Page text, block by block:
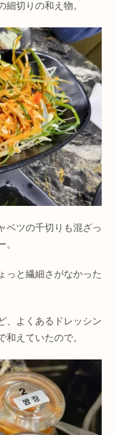
細切りの和え物。
ベツの千切りも混ざっ
。
っと繊細さがなかった
、よくあるドレッシン
和えていたので。